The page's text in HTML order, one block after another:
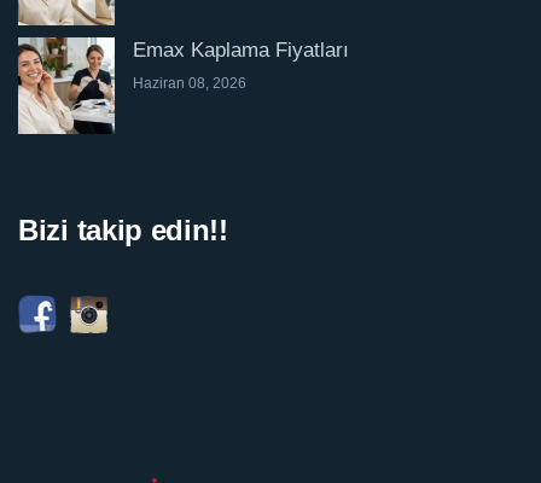
Emax Kaplama Fiyatları
Haziran 08, 2026
Bizi takip edin!!